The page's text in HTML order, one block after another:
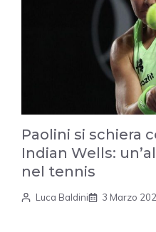
Paolini si schiera
Indian Wells:
nel tennis
Luca Baldini 3 Marzo